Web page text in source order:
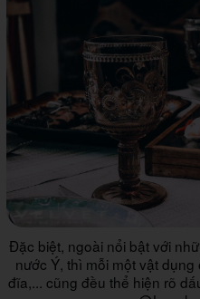
Đặc biệt, ngoài nổi bật với
nước Ý, thì mỗi một vật
đĩa,... cũng đều thể hiện rõ